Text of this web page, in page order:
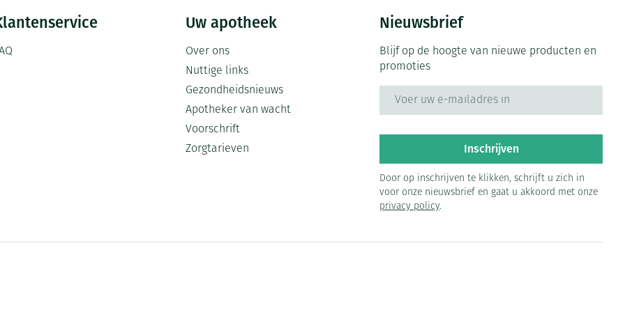
Uw apotheek
Over ons
Nuttige links
Gezondheidsnieuws
Apotheker van wacht
Voorschrift
Zorgtarieven
Nieuwsbrief
Blijf op de hoogte van nieuwe producten en
promoties
Inschrijven
Door op inschrijven te klikken, schrijft u zich in
voor onze nieuwsbrief en gaat u akkoord met onze
privacy policy.